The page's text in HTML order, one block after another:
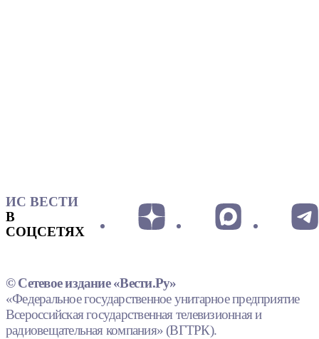
ИС ВЕСТИ
В
СОЦСЕТЯХ
© Сетевое издание «Вести.Ру»
«Федеральное государственное унитарное предприятие
Всероссийская государственная телевизионная и
радиовещательная компания» (ВГТРК).